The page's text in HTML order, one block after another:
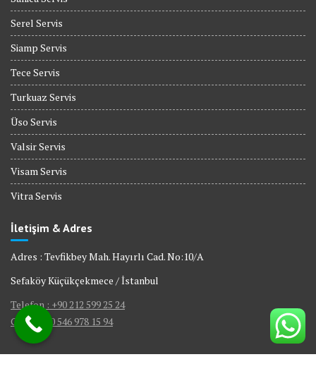
Serel Servis
Siamp Servis
Tece Servis
Turkuaz Servis
Üso Servis
Valsir Servis
Visam Servis
Vitra Servis
İletişim & Adres
Adres : Tevfikbey Mah. Hayırlı Cad. No:10/A
Sefaköy Küçükçekmece / İstanbul
Telefon : +90 212 599 25 24
GSM : +90 546 978 15 94